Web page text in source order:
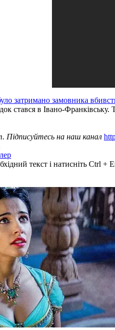
затримано замовника
стався в Івано-Франківську.
Підписуйтесь на наш канал
текст і натисніть Ctrl